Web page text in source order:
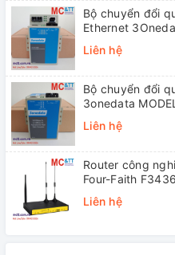
Bộ chuyển đổi
Ethernet
Liên hệ
Bộ chuyển đổi
3onedata
Liên hệ
Router công
Four-Faith F3436
Liên hệ